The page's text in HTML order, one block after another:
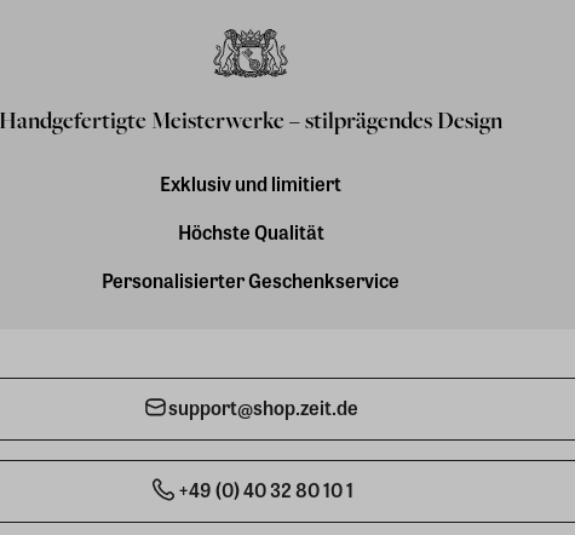
Handgefertigte Meisterwerke – stilprägendes Design
Exklusiv und limitiert
Höchste Qualität
Personalisierter Geschenkservice
support@shop.zeit.de
+49 (0) 40 32 80 10 1